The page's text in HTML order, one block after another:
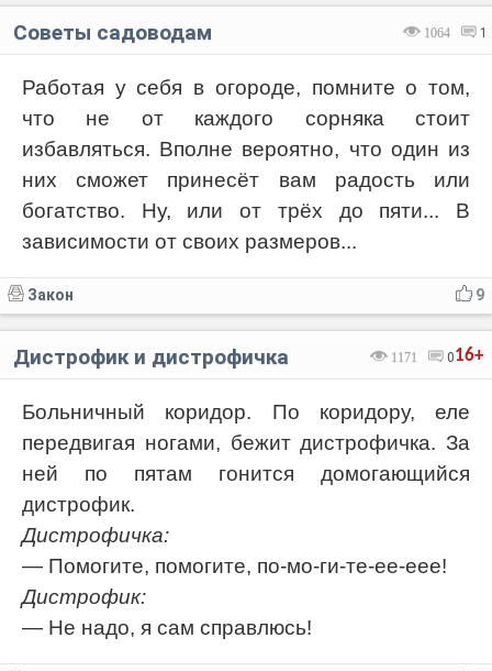
1064 1
Советы садоводам
Работая у себя в огороде, помните о том,
что не от каждого сорняка стоит
избавляться. Вполне вероятно, что один из
них сможет принесёт вам радость или
богатство. Ну, или от трёх до пяти... В
зависимости от своих размеров...
9
Закон
16+
1171 0
Дистрофик и дистрофичка
Больничный коридор. По коридору, еле
передвигая ногами, бежит дистрофичка. За
ней по пятам гонится домогающийся
дистрофик.
Дистрофичка:
— Помогите, помогите, по-мо-ги-те-ее-еее!
Дистрофик:
— Не надо, я сам справлюсь!